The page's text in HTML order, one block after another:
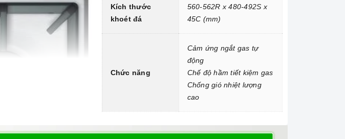
Kích thước
khoét đá
560-562R x 480-492S x
45C (mm)
Chức năng
Cảm ứng ngắt gas tự
động
Chế độ hầm tiết kiệm gas
Chống gió nhiệt lượng
cao